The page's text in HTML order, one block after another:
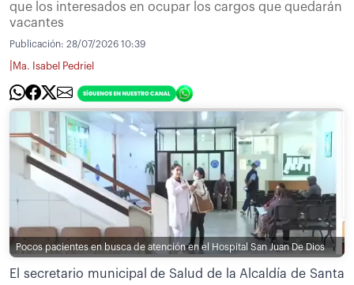
que los interesados en ocupar los cargos que quedarán
vacantes
Publicación: 28/07/2026 10:39
Ma. Isabel Pedriel
Pocos pacientes en busca de atención en el Hospital San Juan De Dios
El secretario municipal de Salud de la Alcaldía de Santa